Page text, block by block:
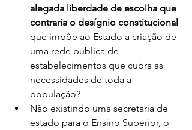
alegada liberdade de escolha que
contraria o desígnio constitucional
que impõe ao Estado a criação de
uma rede pública de
estabelecimentos que cubra as
necessidades de toda a
população?
Não existindo uma secretaria de
estado para o Ensino Superior, o